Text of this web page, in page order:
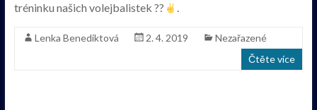
tréninku našich volejbalistek ??
.
Lenka Benediktová 2. 4. 2019
Nezařazené
Čtěte více